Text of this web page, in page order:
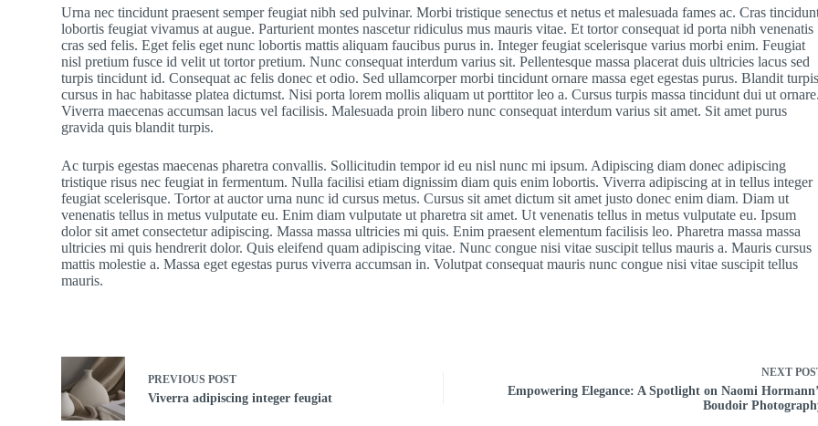
Urna nec tincidunt praesent semper feugiat nibh sed pulvinar. Morbi tristique senectus et netus et malesuada fames ac. Cras
lobortis feugiat vivamus at augue. Parturient montes nascetur ridiculus mus mauris vitae. Et tortor consequat id porta nibh venenatis
cras sed felis. Eget felis eget nunc lobortis mattis aliquam faucibus purus in. Integer feugiat scelerisque varius morbi enim. Feugiat
nisl pretium fusce id velit ut tortor pretium. Nunc consequat interdum varius sit. Pellentesque massa placerat duis ultricies lacus sed
turpis tincidunt id. Consequat ac felis donec et odio. Sed ullamcorper morbi tincidunt ornare massa eget egestas purus. Blandit turpis
cursus in hac habitasse platea dictumst. Nisi porta lorem mollis aliquam ut porttitor leo a. Cursus turpis massa tincidunt dui ut ornare.
Viverra maecenas accumsan lacus vel facilisis. Malesuada proin libero nunc consequat interdum varius sit amet. Sit amet purus
gravida quis blandit turpis.
Ac turpis egestas maecenas pharetra convallis. Sollicitudin tempor id eu nisl nunc mi ipsum. Adipiscing diam donec adipiscing
tristique risus nec feugiat in fermentum. Nulla facilisi etiam dignissim diam quis enim lobortis. Viverra adipiscing at in tellus integer
feugiat scelerisque. Tortor at auctor urna nunc id cursus metus. Cursus sit amet dictum sit amet justo donec enim diam. Diam ut
venenatis tellus in metus vulputate eu. Enim diam vulputate ut pharetra sit amet. Ut venenatis tellus in metus vulputate eu. Ipsum
dolor sit amet consectetur adipiscing. Massa massa ultricies mi quis. Enim praesent elementum facilisis leo. Pharetra massa massa
ultricies mi quis hendrerit dolor. Quis eleifend quam adipiscing vitae. Nunc congue nisi vitae suscipit tellus mauris a. Mauris cursus
mattis molestie a. Massa eget egestas purus viverra accumsan in. Volutpat consequat mauris nunc congue nisi vitae suscipit tellus
mauris.
PREVIOUSPOST
Viverra adipiscing integer feugiat
NEXT
Empowering Elegance: A Spotlight on Naomi
Boudoir